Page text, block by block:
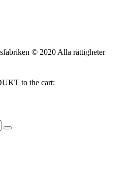
© 2020 Alla rättigheter
to the cart: